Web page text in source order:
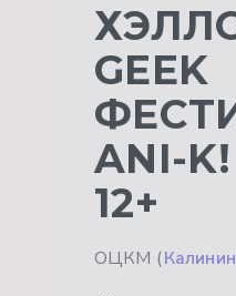
GEEK
ANI-
12+
ОЦКМ (